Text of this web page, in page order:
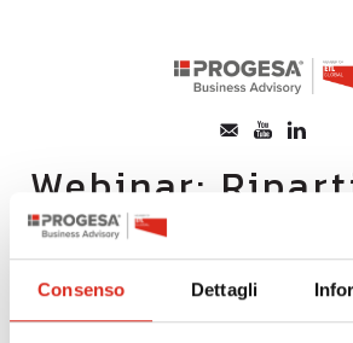
Consenso Dettagli
CHI SIAMO
SERVIZI
TOPICS
Webinar:
come?
Relatore David Cazzaniga
17/09/2020